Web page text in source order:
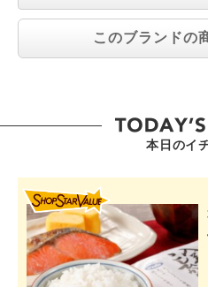
このブランドの
本日のイ